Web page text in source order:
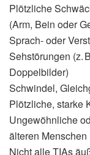
Plötzliche
(Arm, Bein oder
Sprach- oder
Sehstörungen (z.
Doppelbilder)
Schwindel,
Plötzliche, starke
Ungewöhnliche
älteren Menschen
Nicht alle TIAs